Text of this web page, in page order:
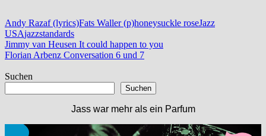
Andy Razaf (lyrics)Fats Waller (p)honeysuckle roseJazz
USAjazzstandards
Beitragsnavigation
Vorheriger
Beitrag:
Jimmy van Heusen It could happen to you
Nächster
Florian Arbenz Conversation 6 und 7
Suchen
Suchen
Jass war mehr als ein Parfum